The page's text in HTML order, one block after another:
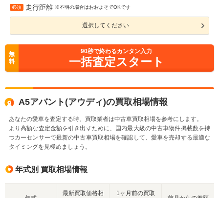
必須 走行距離 ※不明の場合はおおよそでOKです
選択してください
無
料
90秒で終わるカンタン入力
一括査定スタート
A5アバント(アウディ)の買取相場情報
あなたの愛車を査定する時、買取業者は中古車買取相場を参考にします。
より高額な査定金額を引き出すために、国内最大級の中古車物件掲載数を持
つカーセンサーで最新の中古車買取相場を確認して、愛車を売却する最適な
タイミングを見極めましょう。
年式別 買取相場情報
最新買取価格相 1ヶ月前の買取